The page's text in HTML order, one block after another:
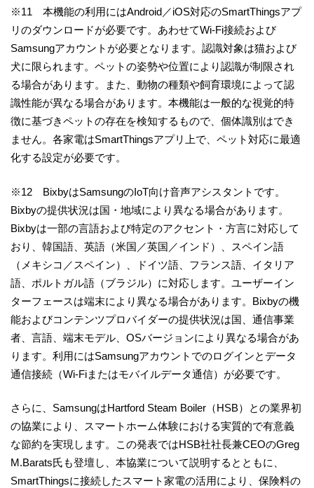
※11 本機能の利用にはAndroid／iOS対応のSmartThingsアプ
リのダウンロードが必要です。あわせてWi-Fi接続および
Samsungアカウントが必要となります。認識対象は猫および
犬に限られます。ペットの姿勢や位置により認識が制限され
る場合があります。また、動物の種類や飼育環境によって認
識性能が異なる場合があります。本機能は一般的な視覚的特
徴に基づきペットの存在を検知するもので、個体識別はでき
ません。各家電はSmartThingsアプリ上で、ペット対応に最適
化する設定が必要です。
※12 BixbyはSamsungのIoT向け音声アシスタントです。
Bixbyの提供状況は国・地域により異なる場合があります。
Bixbyは一部の言語および特定のアクセント・方言に対応して
おり、韓国語、英語（米国／英国／インド）、スペイン語
（メキシコ／スペイン）、ドイツ語、フランス語、イタリア
語、ポルトガル語（ブラジル）に対応します。ユーザーイン
ターフェースは端末により異なる場合があります。Bixbyの機
能およびコンテンツプロバイダーの提供状況は国、通信事業
者、言語、端末モデル、OSバージョンにより異なる場合があ
ります。利用にはSamsungアカウントでのログインとデータ
通信接続（Wi-Fiまたはモバイルデータ通信）が必要です。
さらに、SamsungはHartford Steam Boiler（HSB）との業界初
の協業により、スマートホーム体験における実質的で有意義
な節約を実現します。この発表ではHSB社社長兼CEOのGreg
M.Barats氏も登壇し、本協業について説明するとともに、
SmartThingsに接続したスマート家電の活用により、保険料の